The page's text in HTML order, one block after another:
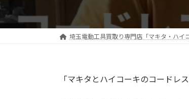
埼玉電動工具買取り専門店「マキタ・ハイ
「マキタとハイコーキのコードレ